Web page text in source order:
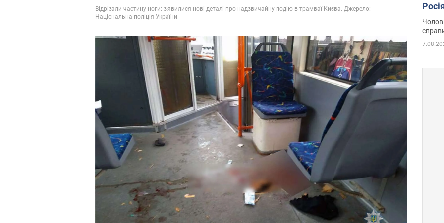
Фото